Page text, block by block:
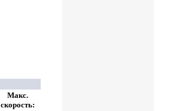
Макс.
скорость: